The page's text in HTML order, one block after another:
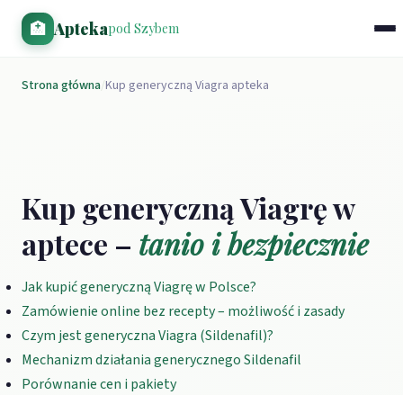
🏥 Aptekapod Szybem
Strona główna/Kup generyczną Viagra apteka
Kup generyczną Viagrę w
aptece – tanio i bezpiecznie
Jak kupić generyczną Viagrę w Polsce?
Zamówienie online bez recepty – możliwość i zasady
Czym jest generyczna Viagra (Sildenafil)?
Mechanizm działania generycznego Sildenafil
Porównanie cen i pakiety